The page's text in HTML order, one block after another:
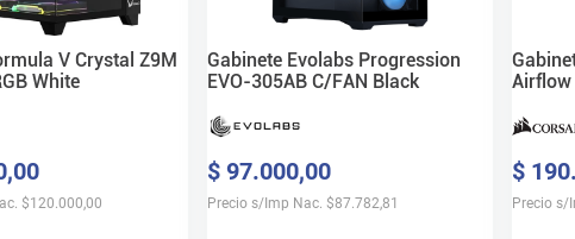
V Crystal Z9M
White
,00
$120.000,00
Gabinete Evolabs Progression
EVO-305AB C/FAN Black
$ 97.000,00
Precio s/Imp Nac. $87.782,81
Airflow
$ 190.
Precio s/